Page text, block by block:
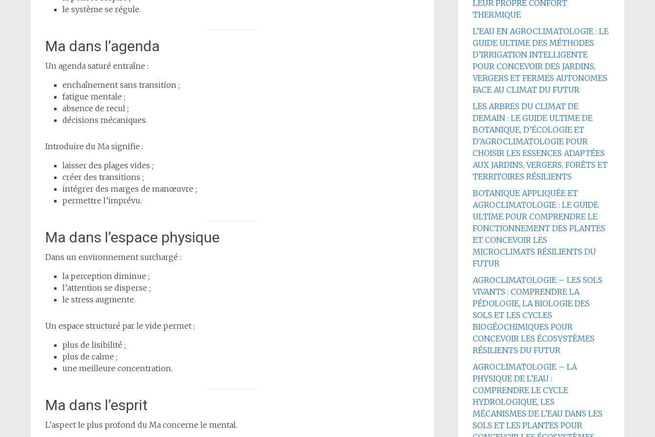
le système se régule.
Ma dans l’agenda
Un agenda saturé entraîne :
enchaînement sans transition ;
fatigue mentale ;
absence de recul ;
décisions mécaniques.
Introduire du Ma signifie :
laisser des plages vides ;
créer des transitions ;
intégrer des marges de manœuvre ;
permettre l’imprévu.
Ma dans l’espace physique
Dans un environnement surchargé :
la perception diminue ;
l’attention se disperse ;
le stress augmente.
Un espace structuré par le vide permet :
plus de lisibilité ;
plus de calme ;
une meilleure concentration.
Ma dans l’esprit
L’aspect le plus profond du Ma concerne le mental.
LEUR PROPRE CONFORT
THERMIQUE
L’EAU EN AGROCLIMATOLOGIE : LE
GUIDE ULTIME DES MÉTHODES
D’IRRIGATION INTELLIGENTE
POUR CONCEVOIR DES JARDINS,
VERGERS ET FERMES AUTONOMES
FACE AU CLIMAT DU FUTUR
LES ARBRES DU CLIMAT DE
DEMAIN : LE GUIDE ULTIME DE
BOTANIQUE, D’ÉCOLOGIE ET
D’AGROCLIMATOLOGIE POUR
CHOISIR LES ESSENCES ADAPTÉES
AUX JARDINS, VERGERS, FORÊTS ET
TERRITOIRES RÉSILIENTS
BOTANIQUE APPLIQUÉE ET
AGROCLIMATOLOGIE : LE GUIDE
ULTIME POUR COMPRENDRE LE
FONCTIONNEMENT DES PLANTES
ET CONCEVOIR LES
MICROCLIMATS RÉSILIENTS DU
FUTUR
AGROCLIMATOLOGIE – LES SOLS
VIVANTS : COMPRENDRE LA
PÉDOLOGIE, LA BIOLOGIE DES
SOLS ET LES CYCLES
BIOGÉOCHIMIQUES POUR
CONCEVOIR LES ÉCOSYSTÈMES
RÉSILIENTS DU FUTUR
AGROCLIMATOLOGIE – LA
PHYSIQUE DE L’EAU :
COMPRENDRE LE CYCLE
HYDROLOGIQUE, LES
MÉCANISMES DE L’EAU DANS LES
SOLS ET LES PLANTES POUR